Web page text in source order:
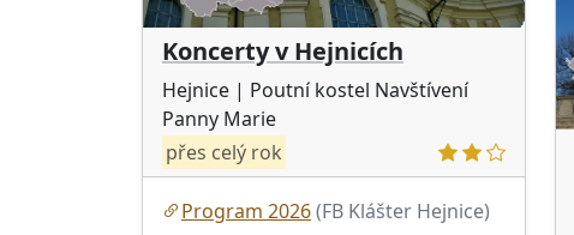
Koncerty v Hejnicích
Hejnice | Poutní kostel Navštívení
Panny Marie
přes celý rok
Program 2026(FB Klášter Hejnice)